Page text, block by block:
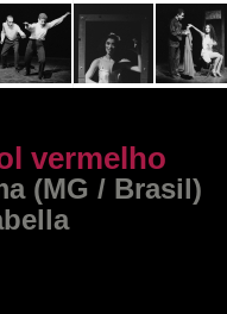
vermelho
(MG / Brasil)